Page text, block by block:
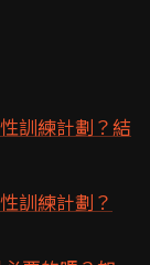
訓練計劃？結
訓練計劃？